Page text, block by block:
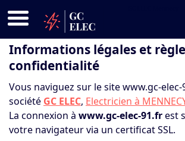
Informations légales et
confidentialité
Vous naviguez sur le site www.gc-elec-
société GC ELEC, Electricien à
La connexion à www.gc-elec-91.frest
votre navigateur via un certificat SSL.